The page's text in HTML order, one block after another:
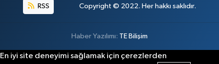
RSS Copyright © 2022. Her hakkı saklıdır.
Haber Yazılımı: TE Bilişim
En iyi site deneyimi sağlamak için çerezlerden